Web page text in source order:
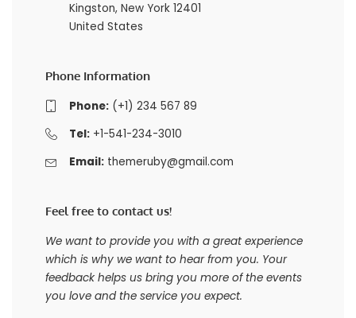
Kingston, New York 12401
United States
Phone Information
Phone:(+1) 234 567 89
Tel:+1-541-234-3010
Email: themeruby@gmail.com
Feel free to contact us!
We want to provide you with a great experience
which is why we want to hear from you. Your
feedback helps us bring you more of the events
you love and the service you expect.